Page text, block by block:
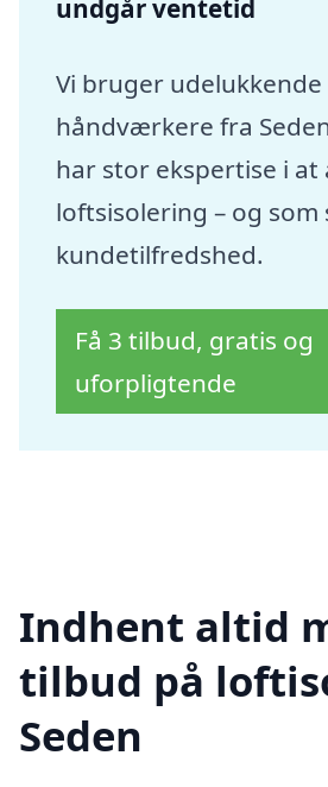
undgår ventetid
Vi bruger
håndværkere fra
har stor ekspertise i at
loftsisolering – og som
kundetilfredshed.
Få 3 tilbud, gratis og
uforpligtende
Indhent altid
tilbud på
Seden